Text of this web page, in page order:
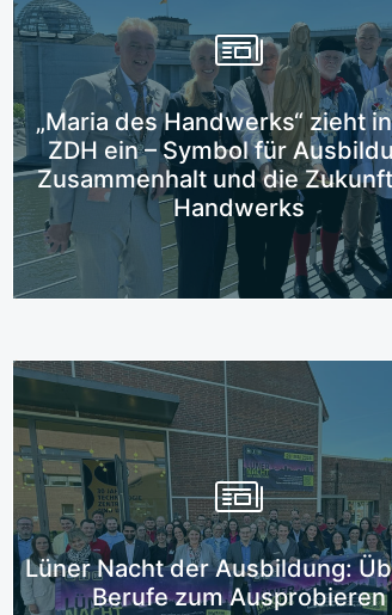
„Maria des Handwerks“ zieht
ZDH ein – Symbol für
Zusammenhalt und die
Handwerks
Mehr erfahren
Lüner Nacht der Ausbildung:
Berufe zum Ausprobieren
Mehr erfahren